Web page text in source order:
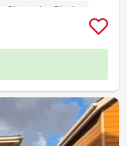
Gimnasio
Piscina